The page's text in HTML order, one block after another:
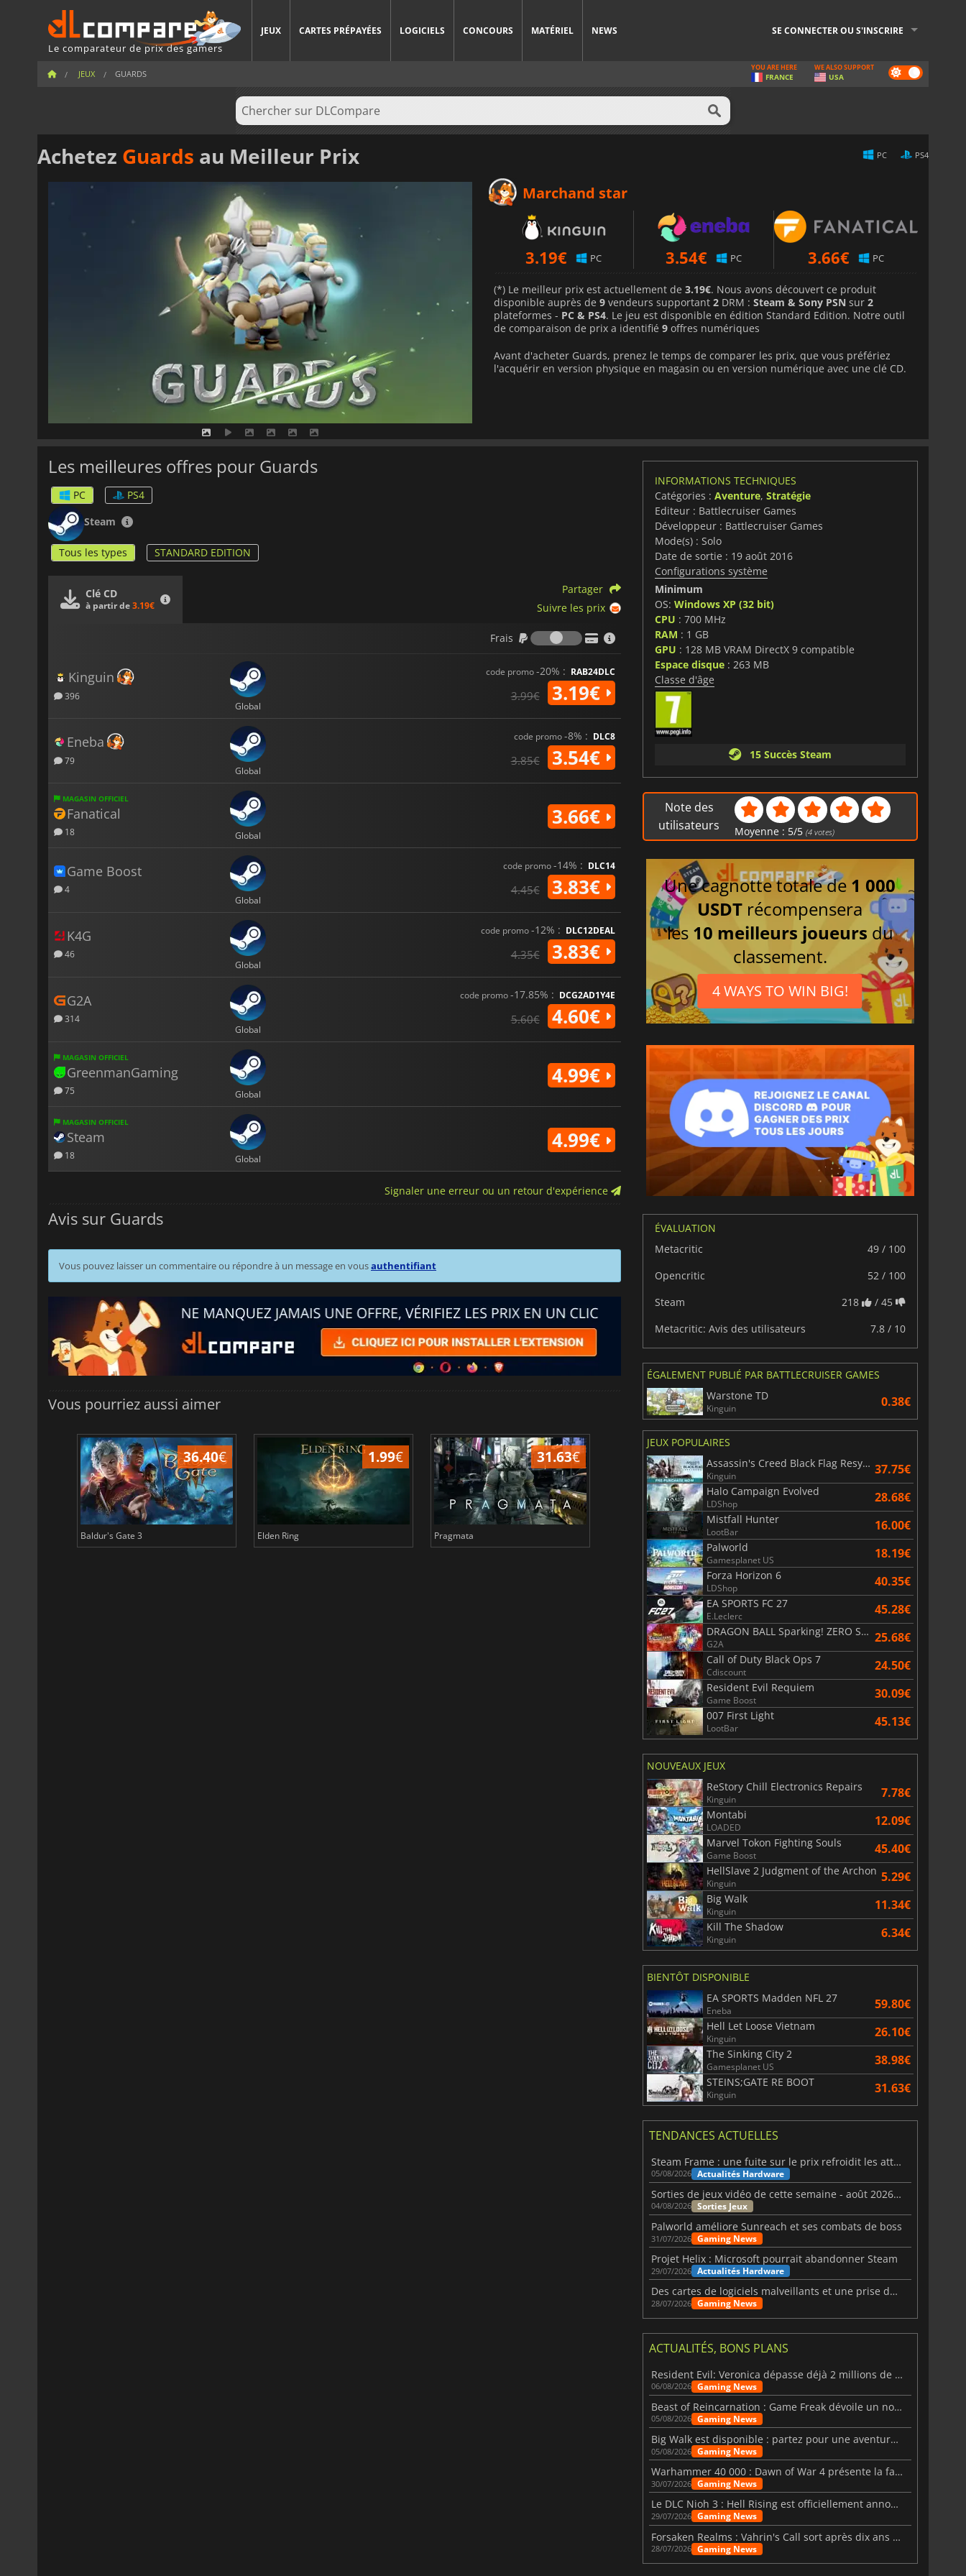
Le comparateur de prix des gamers
JEUX CARTES PRÉPAYÉES LOGICIELS CONCOURS MATÉRIEL NEWS SE CONNECTER OU S'INSCRIRE
JEUX GUARDS Dark
mode
YOU ARE HERE
FRANCE
WE ALSO SUPPORT
USA
Achetez Guards au Meilleur Prix PC PS4
Marchand star
3.19€ PC 3.54€ PC 3.66€ PC
(*) Le meilleur prix est actuellement de 3.19€. Nous avons découvert ce produit
disponible auprès de 9 vendeurs supportant 2 DRM : Steam & Sony PSN sur 2
plateformes - PC & PS4. Le jeu est disponible en édition Standard Edition. Notre outil
de comparaison de prix a identifié 9 offres numériques
Avant d'acheter Guards, prenez le temps de comparer les prix, que vous préfériez
l'acquérir en version physique en magasin ou en version numérique avec une clé CD.
Les meilleures offres pour Guards
PC
PS4
Steam
Tous les types STANDARD EDITION
Clé CD
à partir de3.19€
Partager
Suivre les prix
Frais
Frais
Kinguin
396
Global
code promo-20% : RAB24DLC
3.99€ 3.19€
Eneba
79
Global
code promo-8% : DLC8
3.85€ 3.54€
MAGASIN OFFICIEL
Fanatical
18 Global
3.66€
Game Boost
4
Global
code promo-14% : DLC14
4.45€ 3.83€
K4G
46
Global
code promo-12% : DLC12DEAL
4.35€ 3.83€
G2A
314
Global
code promo-17.85% : DCG2AD1Y4E
5.60€ 4.60€
MAGASIN OFFICIEL
GreenmanGaming
75 Global
4.99€
MAGASIN OFFICIEL
Steam
18 Global
4.99€
Signaler une erreur ou un retour d'expérience
Avis sur Guards
Vous pouvez laisser un commentaire ou répondre à un message en vousauthentifiant
Vous pourriez aussi aimer
36.40€
Baldur's Gate 3
1.99€
Elden Ring
31.63€
Pragmata
6.77€
Total War WARHAMMER 3
INFORMATIONS TECHNIQUES
Catégories : Aventure, Stratégie
Editeur : Battlecruiser Games
Développeur : Battlecruiser Games
Mode(s) : Solo
Date de sortie : 19 août 2016
Configurations système
Minimum
OS: Windows XP (32 bit)
CPU : 700 MHz
RAM : 1 GB
GPU : 128 MB VRAM DirectX 9 compatible
Espace disque: 263 MB
Classe d'âge
15 Succès Steam
Note des
utilisateurs
Moyenne : 5/5 (4 votes)
Une cagnotte totale de 1 000
USDT récompensera
les 10 meilleurs joueurs du
classement.
4 WAYS TO WIN BIG!
ÉVALUATION
Metacritic
49 / 100
Opencritic
52 / 100
Steam
218
/ 45
Metacritic: Avis des utilisateurs
7.8 / 10
ÉGALEMENT PUBLIÉ PAR BATTLECRUISER GAMES
Warstone TD
Kinguin 0.38€
JEUX POPULAIRES
Assassin's Creed Black Flag Resynced
Kinguin 37.75€
Halo Campaign Evolved
LDShop 28.68€
Mistfall Hunter
LootBar 16.00€
Palworld
Gamesplanet US 18.19€
Forza Horizon 6
LDShop 40.35€
EA SPORTS FC 27
E.Leclerc 45.28€
DRAGON BALL Sparking! ZERO Super Limit Breaking NEO
G2A 25.68€
Call of Duty Black Ops 7
Cdiscount 24.50€
Resident Evil Requiem
Game Boost 30.09€
007 First Light
LootBar 45.13€
NOUVEAUX JEUX
ReStory Chill Electronics Repairs
Kinguin 7.78€
Montabi
LOADED 12.09€
Marvel Tokon Fighting Souls
Game Boost 45.40€
HellSlave 2 Judgment of the Archon
Kinguin 5.29€
Big Walk
Kinguin 11.34€
Kill The Shadow
Kinguin 6.34€
BIENTÔT DISPONIBLE
EA SPORTS Madden NFL 27
Eneba 59.80€
Hell Let Loose Vietnam
Kinguin 26.10€
The Sinking City 2
Gamesplanet US 38.98€
STEINS;GATE RE BOOT
Kinguin 31.63€
TENDANCES ACTUELLES
Steam Frame : une fuite sur le prix refroidit les attentes VR
05/08/2026 Actualités Hardware
Sorties de jeux vidéo de cette semaine - août 2026 (semaine 32)
04/08/2026 Sorties Jeux
Palworld améliore Sunreach et ses combats de boss
31/07/2026 Gaming News
Projet Helix : Microsoft pourrait abandonner Steam
29/07/2026 Actualités Hardware
Des cartes de logiciels malveillants et une prise de contrôle de Discord ont touché Meccha Chameleon
28/07/2026 Gaming News
ACTUALITÉS, BONS PLANS
Resident Evil: Veronica dépasse déjà 2 millions de wishlists
06/08/2026 Gaming News
Beast of Reincarnation : Game Freak dévoile un nouveau pari
05/08/2026 Gaming News
Big Walk est disponible : partez pour une aventure entre amis
05/08/2026 Gaming News
Warhammer 40 000 : Dawn of War 4 présente la faction des Nécrons
30/07/2026 Gaming News
Le DLC Nioh 3 : Hell Rising est officiellement annoncé
29/07/2026 Gaming News
Forsaken Realms : Vahrin's Call sort après dix ans de développement
28/07/2026 Gaming News